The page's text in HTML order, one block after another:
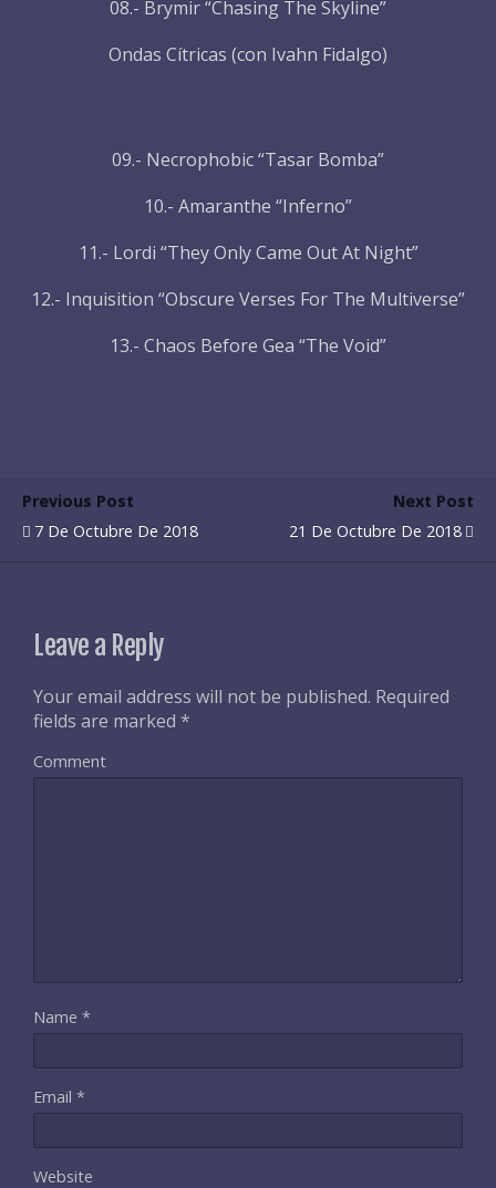
08.- Brymir “Chasing The Skyline”
Ondas Cítricas (con Ivahn Fidalgo)
09.- Necrophobic “Tasar Bomba”
10.- Amaranthe “Inferno”
11.- Lordi “They Only Came Out At Night”
12.- Inquisition “Obscure Verses For The Multiverse”
13.- Chaos Before Gea “The Void”
Previous Post
7 De Octubre De 2018
Next Post
21 De Octubre De 2018
Leave a Reply
Your email address will not be published. Required
fields are marked *
Comment
Name *
Email *
Website